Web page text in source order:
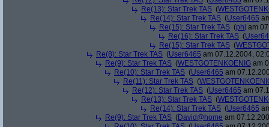
Re(13): Star Trek TAS (
Re(14): Star Trek TAS (User6465
Re(15): Star Trek TAS (phj am
Re(16): Star Trek TAS (
Re(15): Star Trek TAS (
Re(8): Star Trek TAS (User6465 am 07.12.2004,
Re(9): Star Trek TAS (WESTGOTENKOENIG am
Re(10): Star Trek TAS (User6465 am
Re(11): Star Trek TAS (
Re(12): Star Trek TAS (User6465 am
Re(13): Star Trek TAS (
Re(14): Star Trek TAS (User6465
Re(9): Star Trek TAS (David@home am